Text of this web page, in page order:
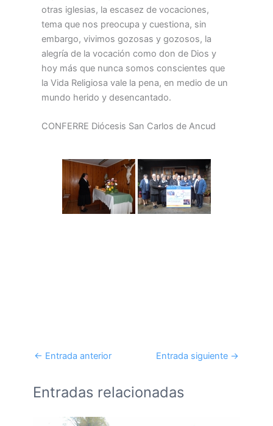
otras iglesias, la escasez de vocaciones,
tema que nos preocupa y cuestiona, sin
embargo, vivimos gozosas y gozosos, la
alegría de la vocación como don de Dios y
hoy más que nunca somos conscientes que
la Vida Religiosa vale la pena, en medio de un
mundo herido y desencantado.
CONFERRE Diócesis San Carlos de Ancud
← Entrada anterior Entrada siguiente →
Entradas relacionadas